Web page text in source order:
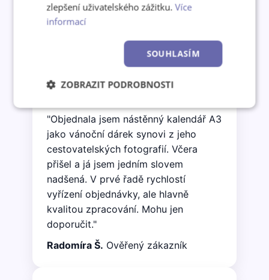
Co o nás říkají zákazníci
"Objednala jsem nástěnný kalendář A3
jako vánoční dárek synovi z jeho
cestovatelských fotografií. Včera
přišel a já jsem jedním slovem
nadšená. V prvé řadě rychlostí
vyřízení objednávky, ale hlavně
kvalitou zpracování. Mohu jen
doporučit."
Radomíra Š. Ověřený zákazník
zlepšení uživatelského zážitku.Více
informací
SOUHLASÍM
ZOBRAZIT PODROBNOSTI
Nezbytně
nutné
soubory
Výkonové
soubory
Soubory
cílení
Funkční soubory
Nezařazené
soubory